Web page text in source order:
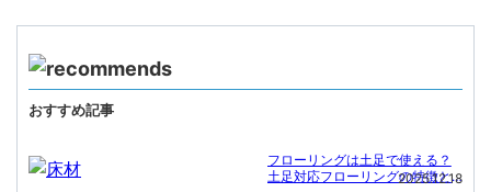
おすすめ記事
フローリングは土足で使える？
土足対応フローリングの特徴と
2025.12.18